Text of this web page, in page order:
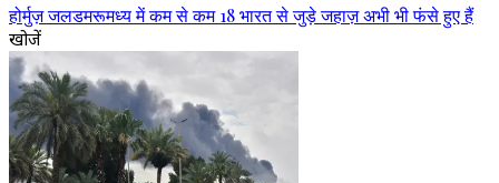
होर्मुज़ जलडमरूमध्य में कम से कम 18 भारत से जुड़े जहाज़ अभी भी फंसे हुए हैं
खोजें